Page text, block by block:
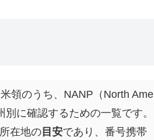
領のうち、NANP（North Ame
に確認するための一覧です。
在地の目安であり、番号携帯